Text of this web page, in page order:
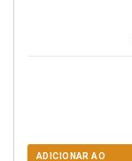
ADICIONAR AO